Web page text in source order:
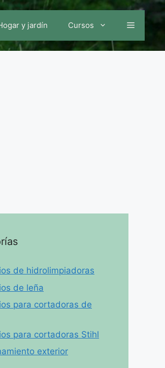
y jardín Cursos
de hidrolimpiadoras
de leña
para cortadoras de
para cortadoras Stihl
exterior